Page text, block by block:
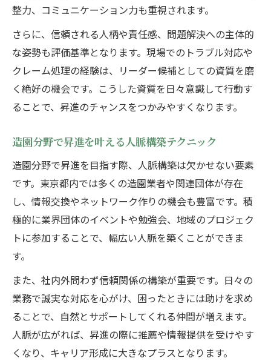
整力、コミュニケーション力も重視されます。
さらに、信頼される人柄や責任感、問題解決への主体的
な姿勢も評価基準となります。現場でのトラブル対応や
クレーム処理の経験は、リーダー候補としての資質を磨
く絶好の機会です。こうした資質を日々意識して行動す
ることで、昇進のチャンスをつかみやすくなります。
造園分野で昇進を叶える人脈構築テクニック
造園分野で昇進を目指す際、人脈構築は欠かせない要素
です。東京都内では多くの造園業者や関連団体が存在
し、情報交換やネットワーク作りの機会も豊富です。積
極的に業界団体のイベントや勉強会、地域のプロジェク
トに参加することで、幅広い人脈を築くことができま
す。
また、社内外問わず信頼関係の構築が重要です。日々の
業務で誠実な対応を心がけ、困ったときには助けを求め
ることで、自然とサポートしてくれる仲間が増えます。
人脈が広がれば、昇進の際に推薦や情報提供を受けやす
くなり、キャリア形成に大きなプラスとなります。